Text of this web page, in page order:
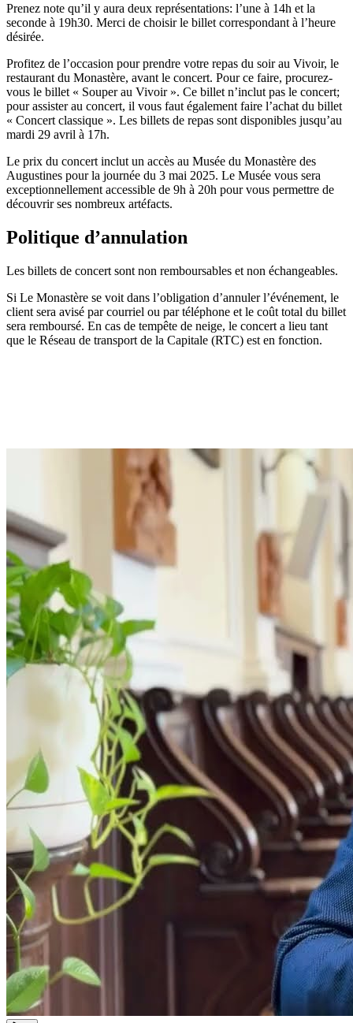
Prenez note qu’il y aura deux représentations: l’une à 14h et la
seconde à 19h30. Merci de choisir le billet correspondant à l’heure
désirée.
Profitez de l’occasion pour prendre votre repas du soir au Vivoir, le
restaurant du Monastère, avant le concert. Pour ce faire, procurez-
vous le billet « Souper au Vivoir ». Ce billet n’inclut pas le concert;
pour assister au concert, il vous faut également faire l’achat du billet
« Concert classique ». Les billets de repas sont disponibles jusqu’au
mardi 29 avril à 17h.
Le prix du concert inclut un accès au Musée du Monastère des
Augustines pour la journée du 3 mai 2025. Le Musée vous sera
exceptionnellement accessible de 9h à 20h pour vous permettre de
découvrir ses nombreux artéfacts.
Politique d’annulation
Les billets de concert sont non remboursables et non échangeables.
Si Le Monastère se voit dans l’obligation d’annuler l’événement, le
client sera avisé par courriel ou par téléphone et le coût total du billet
sera remboursé. En cas de tempête de neige, le concert a lieu tant
que le Réseau de transport de la Capitale (RTC) est en fonction.